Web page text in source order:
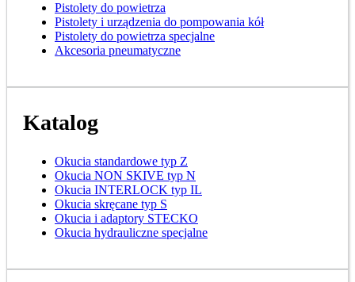
Pistolety do powietrza
Pistolety i urządzenia do pompowania kół
Pistolety do powietrza specjalne
Akcesoria pneumatyczne
Katalog
Okucia standardowe typ Z
Okucia NON SKIVE typ N
Okucia INTERLOCK typ IL
Okucia skręcane typ S
Okucia i adaptory STECKO
Okucia hydrauliczne specjalne